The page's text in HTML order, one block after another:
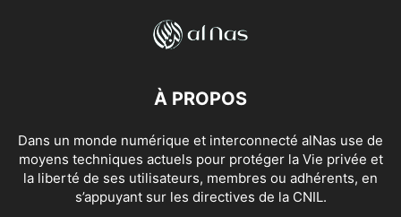
À PROPOS
Dans un monde numérique et interconnecté alNas use de
moyens techniques actuels pour protéger la Vie privée et
la liberté de ses utilisateurs, membres ou adhérents, en
s’appuyant sur les directives de la CNIL.